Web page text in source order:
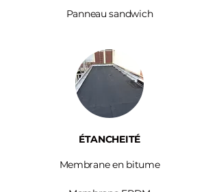
Panneau sandwich
ÉTANCHEITÉ
Membrane en bitume